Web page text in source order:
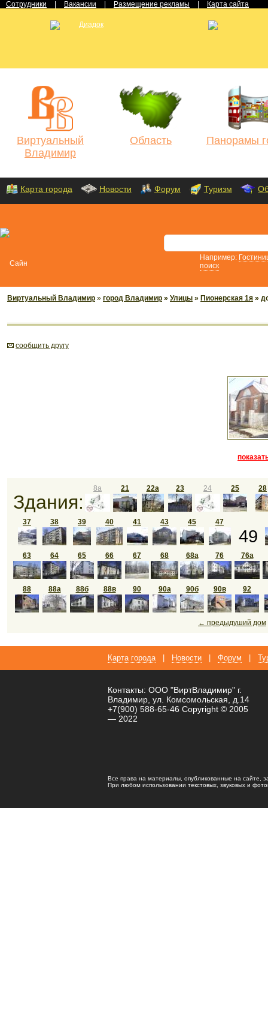
Сотрудники Вакансии Размещение рекламы Карта сайта
Виртуальный
Владимир
Область Панорамы
Карта города Новости Форум Туризм
Например:
поиск
Виртуальный Владимир » город Владимир » Улицы » Пионерская 1я »
cообщить другу
Здания:
8а 21 22а 23 24 25 28
37 38 39 40 41 43 45 47
49
63 64 65 66 67 68 68а 76 76а
88 88а 88б 88в 90 90а 90б 90в 92
← предыдуший дом
Карта города Новости Форум
Контакты: ООО "ВиртВладимир" г.
Владимир, ул. Комсомольская, д.14
+7(900) 588-65-46 Copyright © 2005
— 2022
Все права на материалы, опубликованные на сайте,
При любом использовании текстовых, звуковых и